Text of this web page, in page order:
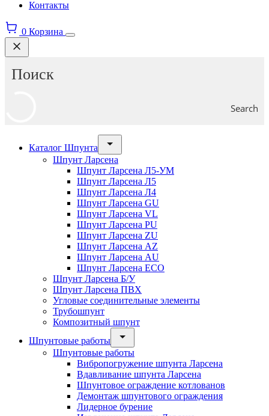
Контакты
0 Корзина
Search
Каталог Шпунта
Шпунт Ларсена
Шпунт Ларсена Л5-УМ
Шпунт Ларсена Л5
Шпунт Ларсена Л4
Шпунт Ларсена GU
Шпунт Ларсена VL
Шпунт Ларсена PU
Шпунт Ларсена ZU
Шпунт Ларсена AZ
Шпунт Ларсена AU
Шпунт Ларсена ECO
Шпунт Ларсена Б/У
Шпунт Ларсена ПВХ
Угловые соединительные элементы
Трубошпунт
Композитный шпунт
Шпунтовые работы
Шпунтовые работы
Вибропогружение шпунта Ларсена
Вдавливание шпунта Ларсена
Шпунтовое ограждение котлованов
Демонтаж шпунтового ограждения
Лидерное бурение